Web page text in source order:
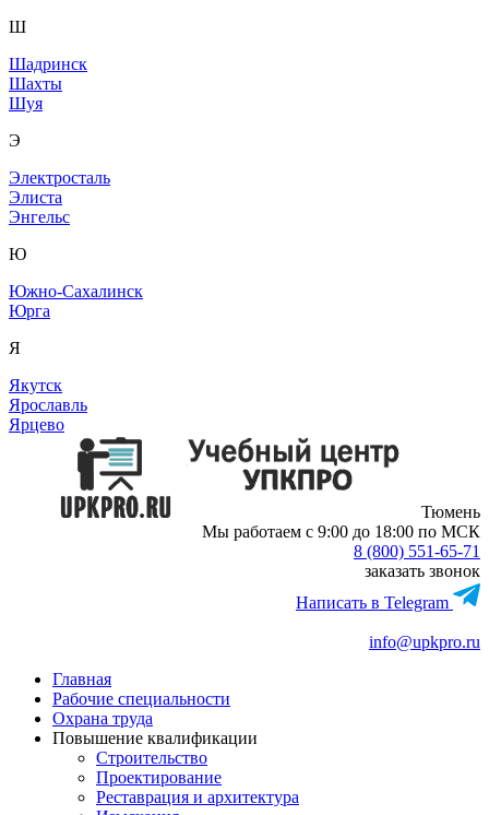
Ш
Шадринск
Шахты
Шуя
Э
Электросталь
Элиста
Энгельс
Ю
Южно-Сахалинск
Юрга
Я
Якутск
Ярославль
Ярцево
Тюмень
Мы работаем с 9:00 до 18:00 по МСК
8 (800) 551-65-71
заказать звонок
Написать в Telegram
info@upkpro.ru
Главная
Рабочие специальности
Охрана труда
Повышение квалификации
Строительство
Проектирование
Реставрация и архитектура